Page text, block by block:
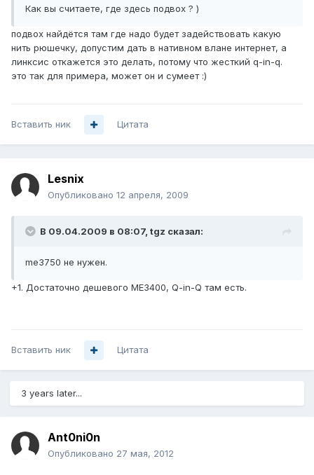
Как вы считаете, где здесь подвох ? )
подвох найдётся там где надо будет задействовать какую
нить рюшечку, допустим дать в нативном влане интернет, а
линксис откажется это делать, потому что жесткий q-in-q.
это так для примера, может он и сумеет :)
Вставить ник Цитата
Lesnix
Опубликовано 12 апреля, 2009
В 09.04.2009 в 08:07, tgz сказал:
me3750 не нужен.
+1. Достаточно дешевого МЕ3400, Q-in-Q там есть.
Вставить ник Цитата
3 years later...
Ant0ni0n
Опубликовано 27 мая, 2012